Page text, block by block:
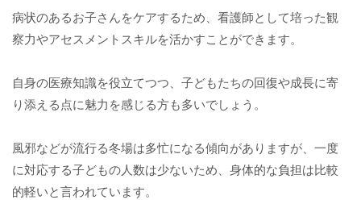
病状のあるお子さんをケアするため、看護師として培った観
察力やアセスメントスキルを活かすことができます。
自身の医療知識を役立てつつ、子どもたちの回復や成長に寄
り添える点に魅力を感じる方も多いでしょう。
風邪などが流行る冬場は多忙になる傾向がありますが、一度
に対応する子どもの人数は少ないため、身体的な負担は比較
的軽いと言われています。